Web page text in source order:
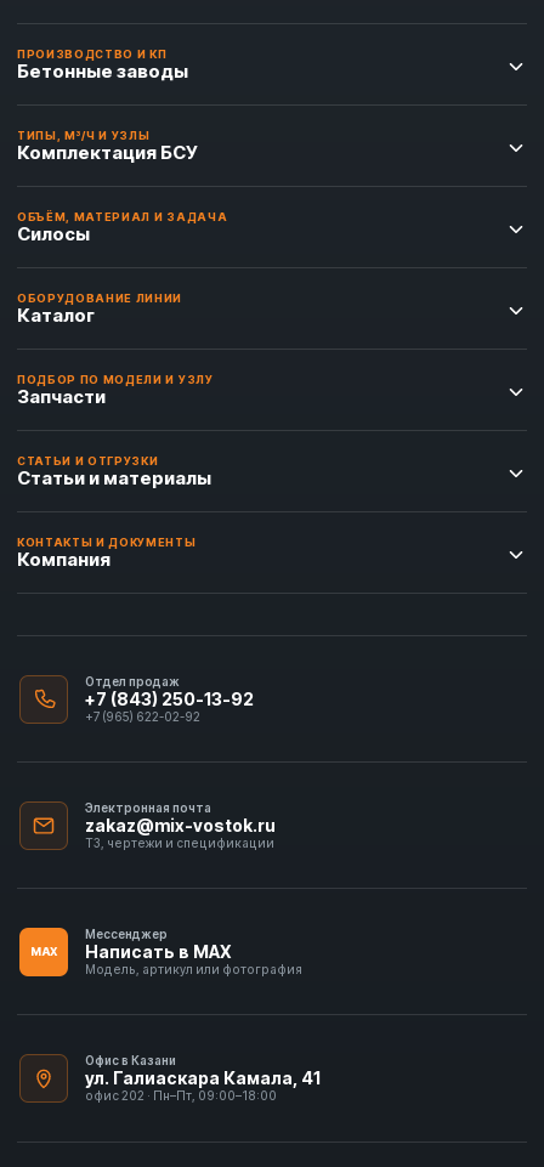
ПРОИЗВОДСТВО И КП
Бетонные заводы
ТИПЫ, М³/Ч И УЗЛЫ
Комплектация БСУ
ОБЪЁМ, МАТЕРИАЛ И ЗАДАЧА
Силосы
ОБОРУДОВАНИЕ ЛИНИИ
Каталог
ПОДБОР ПО МОДЕЛИ И УЗЛУ
Запчасти
СТАТЬИ И ОТГРУЗКИ
Статьи и материалы
КОНТАКТЫ И ДОКУМЕНТЫ
Компания
Отдел продаж
+7 (843) 250-13-92
+7 (965) 622-02-92
Электронная почта
zakaz@mix-vostok.ru
ТЗ, чертежи и спецификации
MAX
Мессенджер
Написать в MAX
Модель, артикул или фотография
Офис в Казани
ул. Галиаскара Камала, 41
офис 202 · Пн–Пт, 09:00–18:00